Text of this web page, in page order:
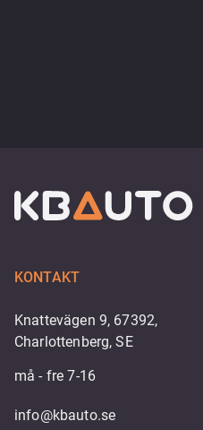
KONTAKT
Knattevägen 9, 67392,
Charlottenberg, SE
må - fre 7-16
info@kbauto.se